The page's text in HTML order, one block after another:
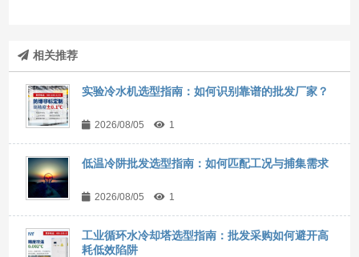
相关推荐
实验冷水机选型指南：如何识别靠谱的批发厂家？
2026/08/05 1
低温冷阱批发选型指南：如何匹配工况与捕集需求
2026/08/05 1
工业循环水冷却塔选型指南：批发采购如何避开高
耗低效陷阱